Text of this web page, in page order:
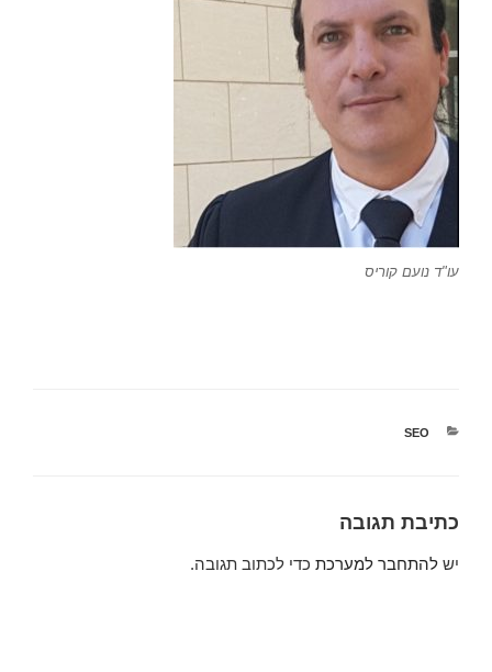
עו"ד נועם קוריס
קטגוריות
SEO
כתיבת תגובה
יש להתחבר למערכת כדי לכתוב תגובה.